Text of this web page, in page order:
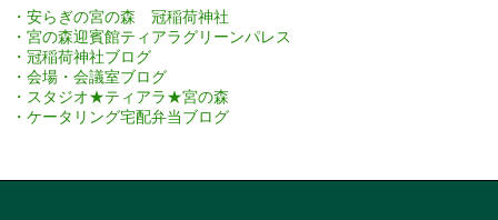
・安らぎの宮の森 冠稲荷神社
・宮の森迎賓館ティアラグリーンパレス
・冠稲荷神社ブログ
・会場・会議室ブログ
・スタジオ★ティアラ★宮の森
・ケータリング宅配弁当ブログ